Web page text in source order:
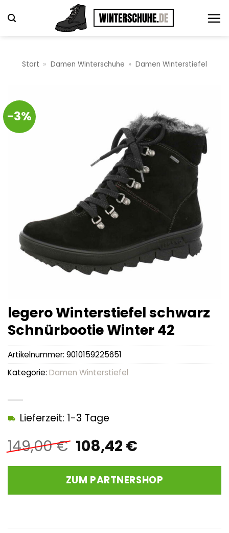
Inhalt
springen
Start » Damen Winterschuhe » Damen Winterstiefel
-3%
legero Winterstiefel schwarz
Schnürbootie Winter 42
149,00€ Ursprünglicher
Preis
war:
149,00 €
108,42 €Aktueller
ist:
108,42 €.
Lieferzeit: 1-3 Tage
ZUM PARTNERSHOP
Artikelnummer: 9010159225651
Kategorie: Damen Winterstiefel